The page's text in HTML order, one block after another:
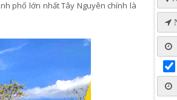
phố lớn nhất Tây Nguyên chính là